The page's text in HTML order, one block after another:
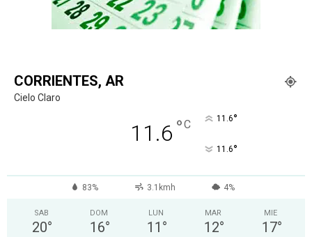
CORRIENTES, AR
Cielo Claro
11.6 °C 11.6°
11.6°
83% 3.1kmh 4%
SAB
20°
DOM
16°
LUN
11 °
MAR
12°
MIE
17°